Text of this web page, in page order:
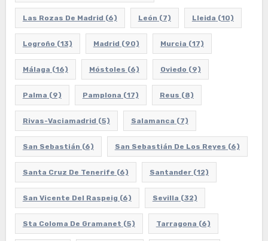
Las Rozas De Madrid (6) León (7) Lleida (10)
Logroño (13) Madrid (90) Murcia (17)
Málaga (16) Móstoles (6) Oviedo (9)
Palma (9) Pamplona (17) Reus (8)
Rivas-Vaciamadrid (5) Salamanca (7)
San Sebastián (6) San Sebastián De Los Reyes (6)
Santa Cruz De Tenerife (6) Santander(12)
San Vicente Del Raspeig (6) Sevilla (32)
Sta Coloma De Gramanet (5) Tarragona (6)